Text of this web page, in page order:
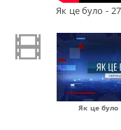
Як це було -
Як це було